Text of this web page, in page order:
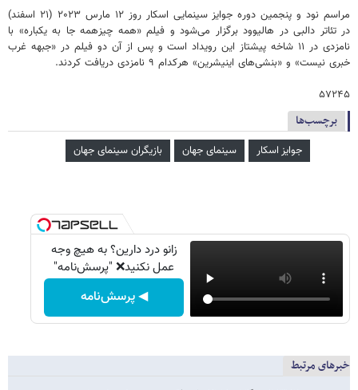
مراسم نود و پنجمین دوره جوایز سینمایی اسکار روز ۱۲ مارس ۲۰۲۳ (۲۱ اسفند)
در تئاتر دالبی در هالیوود برگزار می‌شود و فیلم «همه چیزهمه جا به یکباره» با
نامزدی در ۱۱ شاخه پیشتاز این رویداد است و پس از آن دو فیلم در «جبهه غرب
خبری نیست» و «بنشی‌های اینیشرین» هرکدام ۹ نامزدی دریافت کردند.
۵۷۲۴۵
برچسب‌ها
جوایز اسکار سینمای جهان بازیگران سینمای جهان
زانو درد دارین؟ به هیچ وجه
عمل نکنید❌ "پرسش‌نامه"
◀ پرسش‌نامه
خبرهای مرتبط